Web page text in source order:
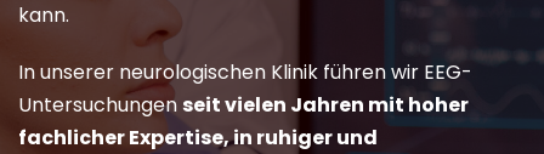
kann.
In unserer neurologischen Klinik führen wir EEG-
Untersuchungen seit vielen Jahren mit hoher
fachlicher Expertise, in ruhiger und